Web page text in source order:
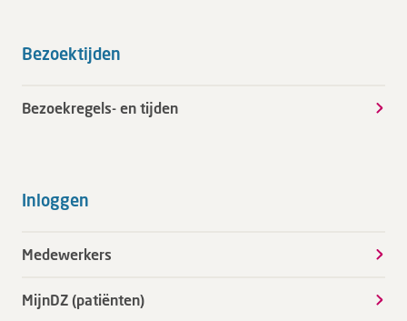
Bezoektijden
Bezoekregels- en tijden
Inloggen
Medewerkers
MijnDZ (patiënten)